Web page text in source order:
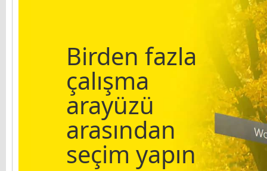
Birden fazla
çalışma
arayüzü
arasından
seçim yapın